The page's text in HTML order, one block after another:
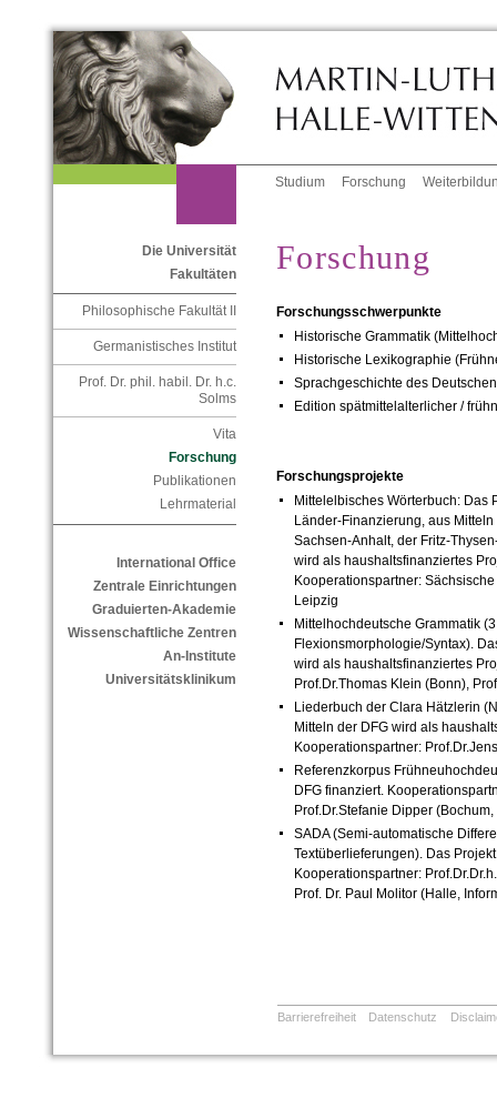
Studium Forschung
Die Universität
Fakultäten
Philosophische Fakultät II
Germanistisches Institut
Prof. Dr. phil. habil. Dr. h.c.
Solms
Vita
Forschung
Publikationen
Lehrmaterial
International Office
Zentrale Einrichtungen
Graduierten-Akademie
Wissenschaftliche Zentren
An-Institute
Universitätsklinikum
Forschung
Forschungsschwerpunkte
Historische Grammatik
Historische Lexikographie
Sprachgeschichte des Deutschen
Edition spätmittelalterlicher /
Forschungsprojekte
Mittelelbisches Wörterbuch: Das
Länder-Finanzierung, aus
Sachsen-Anhalt, der Fritz-
wird als haushaltsfinanziertes
Kooperationspartner:
Leipzig
Mittelhochdeutsche Grammatik
Flexionsmorphologie/Syntax).
wird als haushaltsfinanziertes
Prof.Dr.Thomas Klein (Bonn),
Liederbuch der Clara Hätzlerin
Mitteln der DFG wird als
Kooperationspartner:
Referenzkorpus
DFG finanziert.
Prof.Dr.Stefanie Dipper
SADA (Semi-automatische
Textüberlieferungen). Das
Kooperationspartner:
Prof. Dr. Paul Molitor (Halle,
Barrierefreiheit Datenschutz